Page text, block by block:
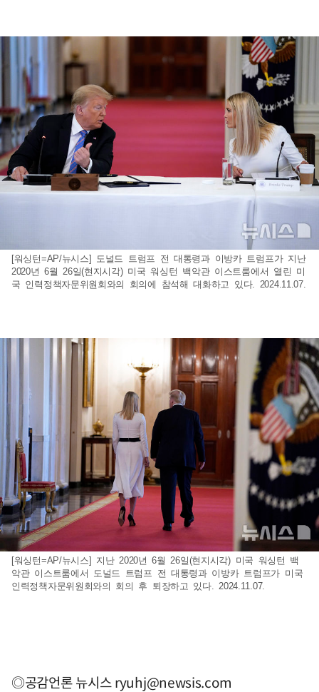
[워싱턴=AP/뉴시스] 도널드 트럼프 전 대통령과 이방카 트럼프가 지난
2020년 6월 26일(현지시각) 미국 워싱턴 백악관 이스트룸에서 열린 미
국 인력정책자문위원회와의 회의에 참석해 대화하고 있다. 2024.11.07.
[워싱턴=AP/뉴시스] 지난 2020년 6월 26일(현지시각) 미국 워싱턴 백
악관 이스트룸에서 도널드 트럼프 전 대통령과 이방카 트럼프가 미국
인력정책자문위원회와의 회의 후 퇴장하고 있다. 2024.11.07.
◎공감언론 뉴시스ryuhj@newsis.com